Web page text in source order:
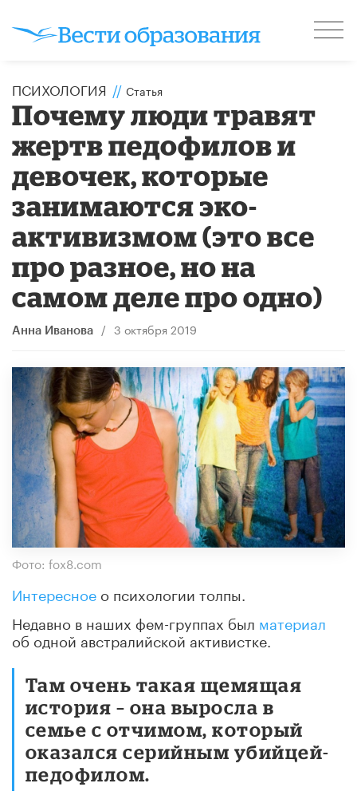
ПСИХОЛОГИЯ // Статья
Почему люди травят
жертв педофилов и
девочек, которые
занимаются эко-
активизмом (это все
про разное, но на
самом деле про одно)
Анна Иванова / 3 октября 2019
Фото: fox8.com
Интересное о психологии толпы.
Недавно в наших фем-группах был материал
об одной австралийской активистке.
Там очень такая щемящая
история – она выросла в
семье с отчимом, который
оказался серийным убийцей-
педофилом.